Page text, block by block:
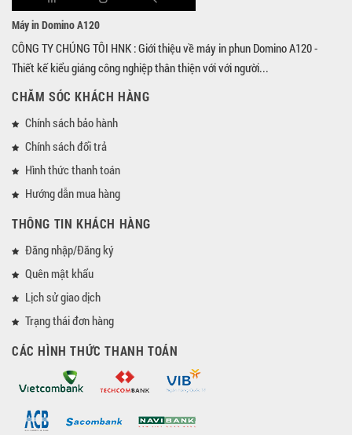
Máy in Domino A120
CÔNG TY CHÚNG TÔI HNK : Giới thiệu về máy in phun Domino A120 -
Thiết kế kiểu giáng công nghiệp thân thiện với với người...
CHĂM SÓC KHÁCH HÀNG
Chính sách bảo hành
Chính sách đổi trả
Hình thức thanh toán
Hướng dẫn mua hàng
THÔNG TIN KHÁCH HÀNG
Đăng nhập/Đăng ký
Quên mật khẩu
Lịch sử giao dịch
Trạng thái đơn hàng
CÁC HÌNH THỨC THANH TOÁN